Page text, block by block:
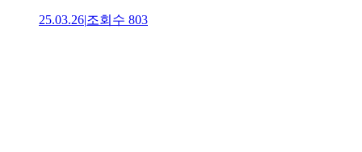
25.03.26|조회수 803